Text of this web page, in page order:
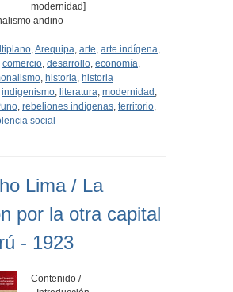
modernidad]
andino
,Arequipa, arte, arte indígena,
comercio, desarrollo, economía,
, historia, historia
indigenismo, literatura, modernidad ,
, rebeliones indígenas, territorio,
social
Lima / La
por la otra capital
- 1923
Contenido /